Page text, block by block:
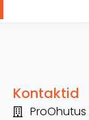
Kontaktid
ProOhutus